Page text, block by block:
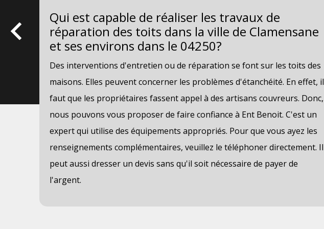
Qui est capable de réaliser les travaux de
réparation des toits dans la ville de Clamensane
et ses environs dans le 04250?
Des interventions d'entretien ou de réparation se font sur les toits des
maisons. Elles peuvent concerner les problèmes d'étanchéité. En effet, il
faut que les propriétaires fassent appel à des artisans couvreurs. Donc,
nous pouvons vous proposer de faire confiance à Ent Benoit. C'est un
expert qui utilise des équipements appropriés. Pour que vous ayez les
renseignements complémentaires, veuillez le téléphoner directement. Il
peut aussi dresser un devis sans qu'il soit nécessaire de payer de
l'argent.